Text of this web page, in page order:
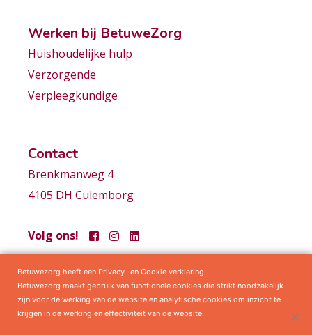
Werken bij BetuweZorg
Huishoudelijke hulp
Verzorgende
Verpleegkundige
Contact
Brenkmanweg 4
4105 DH Culemborg
Volg ons!
Samenwerkingen Privacy statement Algemene voorwaarden
Betuwezorg heeft een Privacy- en Cookie verklaring
Betuwezorg maakt gebruik van functionele cookies die strikt noodzakelijk
zijn voor de werking van de website en analytische cookies om inzicht te
krijgen in de werking en effectiviteit van de website.